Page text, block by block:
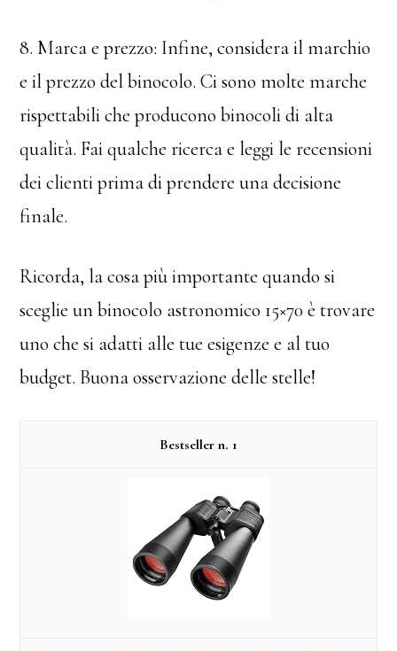
8. Marca e prezzo: Infine, considera il marchio
e il prezzo del binocolo. Ci sono molte marche
rispettabili che producono binocoli di alta
qualità. Fai qualche ricerca e leggi le recensioni
dei clienti prima di prendere una decisione
finale.
Ricorda, la cosa più importante quando si
sceglie un binocolo astronomico 15×70 è trovare
uno che si adatti alle tue esigenze e al tuo
budget. Buona osservazione delle stelle!
1